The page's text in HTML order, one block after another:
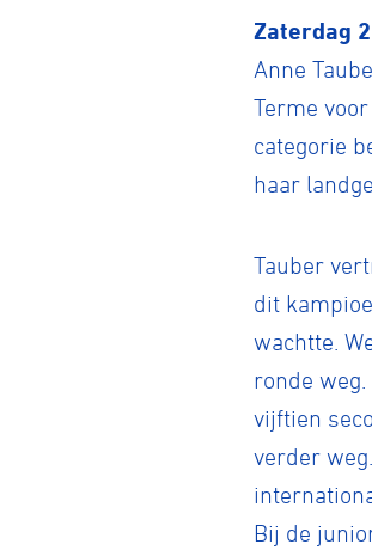
Zaterdag
Anne
Terme
categorie
haar
Tauber
dit
wachtte.
ronde
vijftien
verder
Bij de